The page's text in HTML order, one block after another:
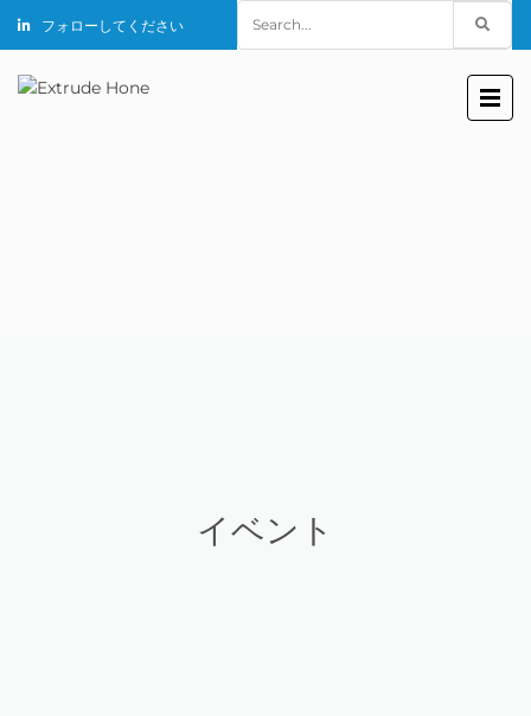
フォローしてください
for:
イベント